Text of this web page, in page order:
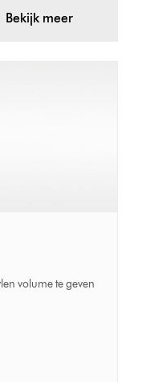
Bekijk meer
volume te geven